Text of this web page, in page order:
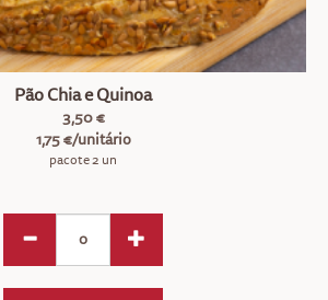
Pão Chia e Quinoa
3,50 €
1,75 €/unitário
pacote 2 un